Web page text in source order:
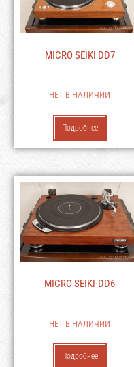
MICRO SEIKI DD7
НЕТ В НАЛИЧИИ
Подробнее
MICRO SEIKI-DD6
НЕТ В НАЛИЧИИ
Подробнее